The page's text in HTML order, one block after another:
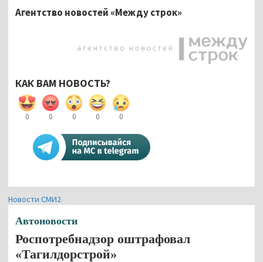
Агентство новостей «Между строк»
КАК ВАМ НОВОСТЬ?
0 0 0 0 0
Новости СМИ2
Автоновости
Роспотребнадзор оштрафовал
«Тагилдорстрой»